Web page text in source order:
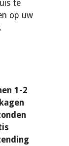
te
op uw
1-2